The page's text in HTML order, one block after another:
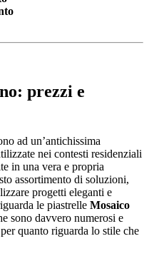
prezzi e
ad un’antichissima
nei contesti residenziali
in una vera e propria
assortimento di soluzioni,
progetti eleganti e
le piastrelle Mosaico
sono davvero numerosi e
quanto riguarda lo stile che